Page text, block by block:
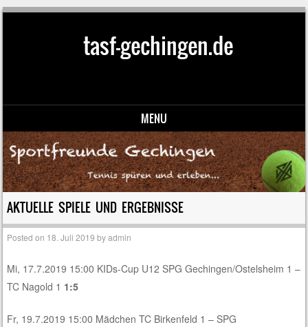
tasf-gechingen.de
MENU
Skip to content
AKTUELLE SPIELE UND ERGEBNISSE
Posted on 18. Juli 2019 byadmin
Mi, 17.7.2019 15:00 KIDs-Cup U12 SPG Gechingen/Ostelsheim 1 –
TC Nagold 1 1:5
Fr, 19.7.2019 15:00 Mädchen TC Birkenfeld 1 – SPG